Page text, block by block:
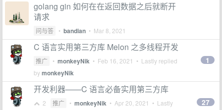
golang gin 如何在在返回数据之后就断开
请求
问与答 • bandian • Mar 8, 2021
C 语言实用第三方库 Melon 之多线程开发
推广 • monkeyNik • Feb 16, 2021 • Lastly replied
bymonkeyNik
1
开发利器——C 语言必备实用第三方库
2 推广 • monkeyNik • Apr 20, 2021 • Lastly
27